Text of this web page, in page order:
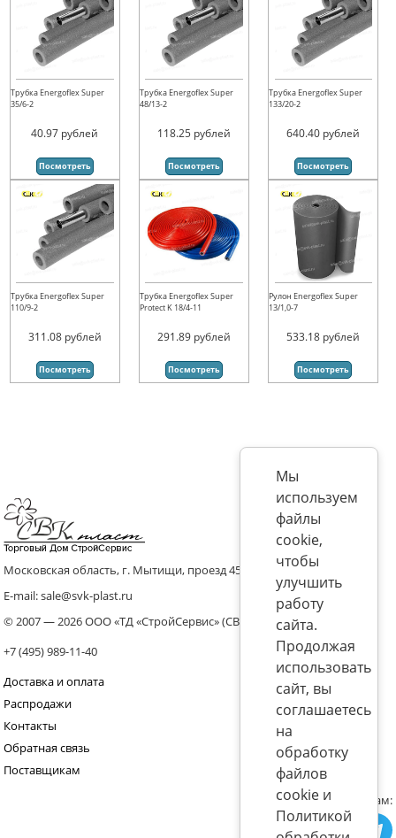
Трубка Energoflex Super
35/6-2
40.97 рублей
Посмотреть
Трубка Energoflex Super
48/13-2
118.25 рублей
Посмотреть
Трубка Energoflex Super
133/20-2
640.40 рублей
Посмотреть
Трубка Energoflex Super
110/9-2
311.08 рублей
Посмотреть
Трубка Energoflex Super
Protect K 18/4-11
291.89 рублей
Посмотреть
Рулон Energoflex Super
13/1,0-7
533.18 рублей
Посмотреть
Московская область, г. Мытищи, проезд 4536 владение 8, стр.10
E-mail: sale@svk-plast.ru
© 2007 — 2026 ООО «ТД «СтройСервис» (СВК)
+7 (495) 989-11-40
Доставка и оплата
Распродажи
Контакты
Обратная связь
Поставщикам
Присоединяйтесь к нам:
Мы
используем
файлы
cookie,
чтобы
улучшить
работу
сайта.
Продолжая
использовать
сайт, вы
соглашаетесь
на
обработку
файлов
cookie и
Политикой